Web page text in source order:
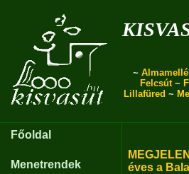
~
Felcsút~
Lillafüred ~
Főoldal
Menetrendek
éves a